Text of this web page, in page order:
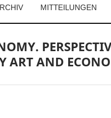
MITTEILUNGEN
ART AND